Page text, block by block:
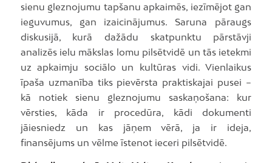
sienu gleznojumu tapšanu apkaimēs, iezīmējot gan
ieguvumus, gan izaicinājumus. Saruna pāraugs
diskusijā, kurā dažādu skatpunktu pārstāvji
analizēs ielu mākslas lomu pilsētvidē un tās ietekmi
uz apkaimju sociālo un kultūras vidi. Vienlaikus
īpaša uzmanība tiks pievērsta praktiskajai pusei –
kā notiek sienu gleznojumu saskaņošana: kur
vērsties, kāda ir procedūra, kādi dokumenti
jāiesniedz un kas jāņem vērā, ja ir ideja,
finansējums un vēlme īstenot ieceri pilsētvidē.